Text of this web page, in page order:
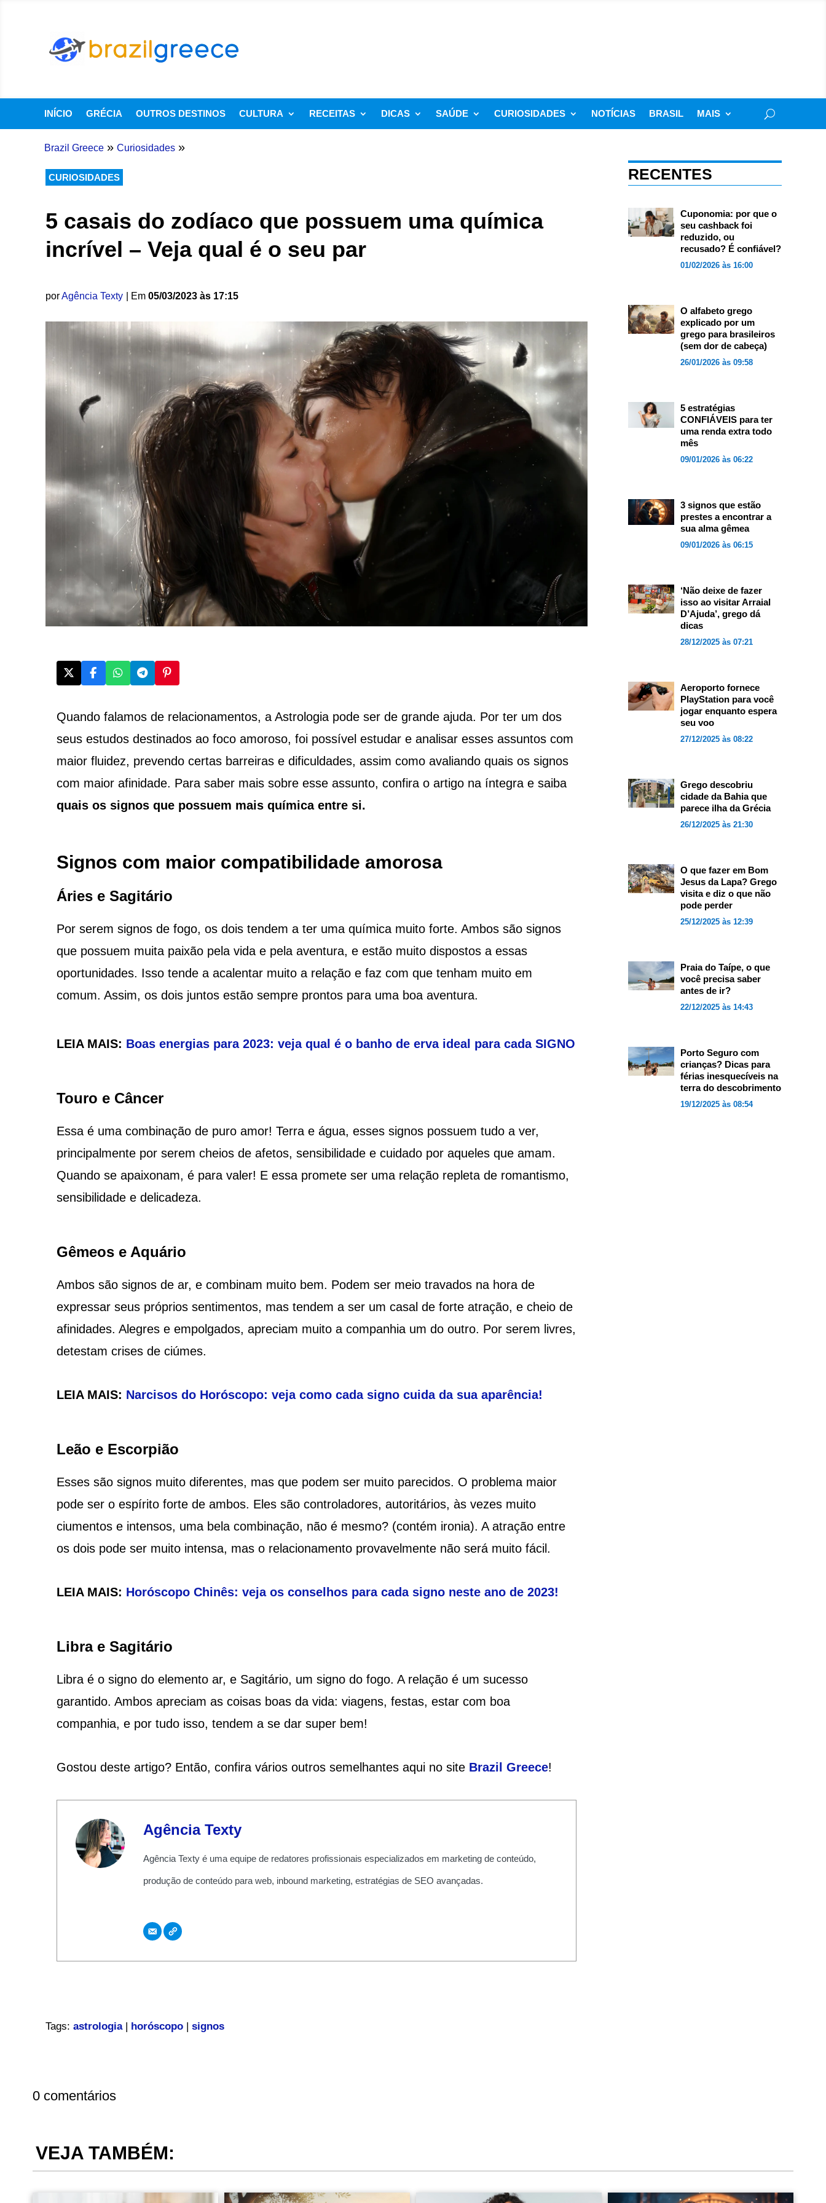
INÍCIO GRÉCIA OUTROS DESTINOS CULTURA RECEITAS DICAS SAÚDE CURIOSIDADES NOTÍCIAS BRASIL MAIS
Brazil Greece » Curiosidades »
CURIOSIDADES
5 casais do zodíaco que possuem uma química
incrível – Veja qual é o seu par
porAgência Texty | Em 05/03/2023 às 17:15
Quando falamos de relacionamentos, a Astrologia pode ser de grande ajuda. Por ter um dos
seus estudos destinados ao foco amoroso, foi possível estudar e analisar esses assuntos com
maior fluidez, prevendo certas barreiras e dificuldades, assim como avaliando quais os signos
com maior afinidade. Para saber mais sobre esse assunto, confira o artigo na íntegra e saiba
quais os signos que possuem mais química entre si.
Signos com maior compatibilidade amorosa
Áries e Sagitário
Por serem signos de fogo, os dois tendem a ter uma química muito forte. Ambos são signos
que possuem muita paixão pela vida e pela aventura, e estão muito dispostos a essas
oportunidades. Isso tende a acalentar muito a relação e faz com que tenham muito em
comum. Assim, os dois juntos estão sempre prontos para uma boa aventura.
LEIA MAIS: Boas energias para 2023: veja qual é o banho de erva ideal para cada SIGNO
Touro e Câncer
Essa é uma combinação de puro amor! Terra e água, esses signos possuem tudo a ver,
principalmente por serem cheios de afetos, sensibilidade e cuidado por aqueles que amam.
Quando se apaixonam, é para valer! E essa promete ser uma relação repleta de romantismo,
sensibilidade e delicadeza.
Gêmeos e Aquário
Ambos são signos de ar, e combinam muito bem. Podem ser meio travados na hora de
expressar seus próprios sentimentos, mas tendem a ser um casal de forte atração, e cheio de
afinidades. Alegres e empolgados, apreciam muito a companhia um do outro. Por serem livres,
detestam crises de ciúmes.
LEIA MAIS: Narcisos do Horóscopo: veja como cada signo cuida da sua aparência!
Leão e Escorpião
Esses são signos muito diferentes, mas que podem ser muito parecidos. O problema maior
pode ser o espírito forte de ambos. Eles são controladores, autoritários, às vezes muito
ciumentos e intensos, uma bela combinação, não é mesmo? (contém ironia). A atração entre
os dois pode ser muito intensa, mas o relacionamento provavelmente não será muito fácil.
LEIA MAIS: Horóscopo Chinês: veja os conselhos para cada signo neste ano de 2023!
Libra e Sagitário
Libra é o signo do elemento ar, e Sagitário, um signo do fogo. A relação é um sucesso
garantido. Ambos apreciam as coisas boas da vida: viagens, festas, estar com boa
companhia, e por tudo isso, tendem a se dar super bem!
Gostou deste artigo? Então, confira vários outros semelhantes aqui no site Brazil Greece!
Agência Texty
Agência Texty é uma equipe de redatores profissionais especializados em marketing de conteúdo,
produção de conteúdo para web, inbound marketing, estratégias de SEO avançadas.
Tags: astrologia| horóscopo| signos
RECENTES
Cuponomia: por que o
seu cashback foi
reduzido, ou
recusado? É confiável?
01/02/2026 às 16:00
O alfabeto grego
explicado por um
grego para brasileiros
(sem dor de cabeça)
26/01/2026 às 09:58
5 estratégias
CONFIÁVEIS para ter
uma renda extra todo
mês
09/01/2026 às 06:22
3 signos que estão
prestes a encontrar a
sua alma gêmea
09/01/2026 às 06:15
‘Não deixe de fazer
isso ao visitar Arraial
D’Ajuda’, grego dá
dicas
28/12/2025 às 07:21
Aeroporto fornece
PlayStation para você
jogar enquanto espera
seu voo
27/12/2025 às 08:22
Grego descobriu
cidade da Bahia que
parece ilha da Grécia
26/12/2025 às 21:30
O que fazer em Bom
Jesus da Lapa? Grego
visita e diz o que não
pode perder
25/12/2025 às 12:39
Praia do Taípe, o que
você precisa saber
antes de ir?
22/12/2025 às 14:43
Porto Seguro com
crianças? Dicas para
férias inesquecíveis na
terra do descobrimento
19/12/2025 às 08:54
0 comentários
VEJA TAMBÉM: